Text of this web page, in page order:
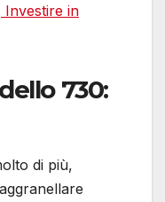
Investire in
730:
di più,